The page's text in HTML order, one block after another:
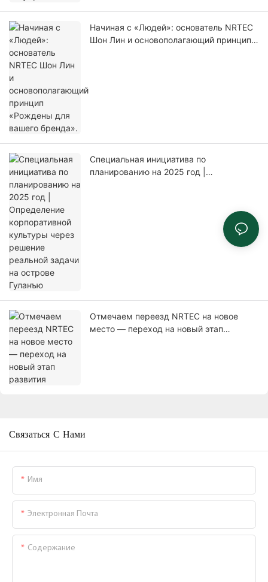
Начиная с «Людей»: основатель NRTEC
Шон Лин и основополагающий принцип
Специальная инициатива по
планированию на 2025 год |
Отмечаем переезд NRTEC на новое
место — переход на новый этап
Связаться С Нами
Имя
Электронная Почта
Содержание